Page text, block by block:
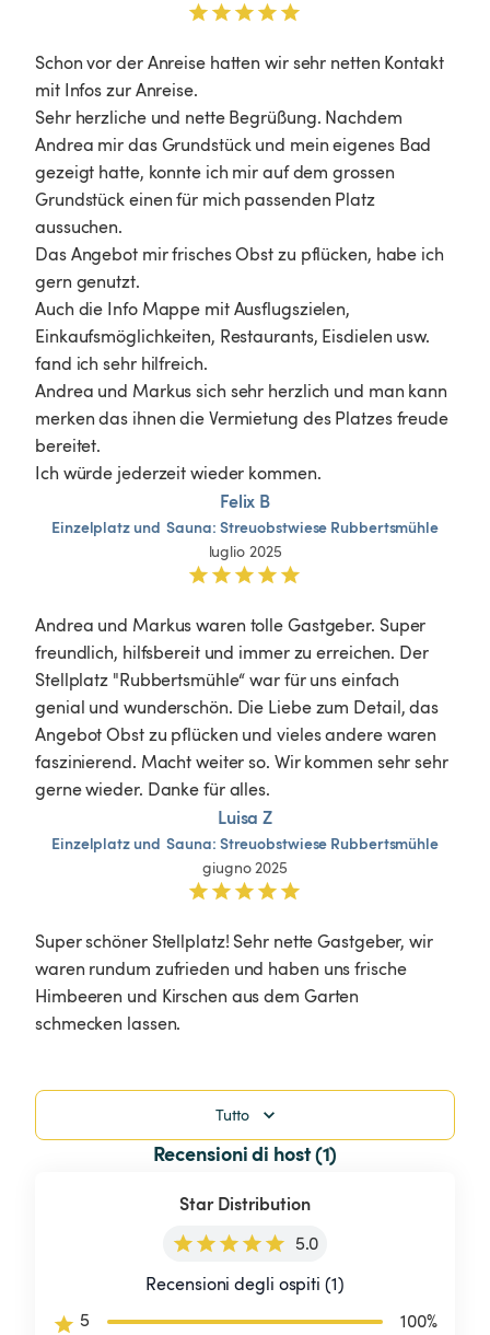
Schon vor der Anreise hatten wir sehr netten Kontakt
mit Infos zur Anreise.
Sehr herzliche und nette Begrüßung. Nachdem
Andrea mir das Grundstück und mein eigenes Bad
gezeigt hatte, konnte ich mir auf dem grossen
Grundstück einen für mich passenden Platz
aussuchen.
Das Angebot mir frisches Obst zu pflücken, habe ich
gern genutzt.
Auch die Info Mappe mit Ausflugszielen,
Einkaufsmöglichkeiten, Restaurants, Eisdielen usw.
fand ich sehr hilfreich.
Andrea und Markus sich sehr herzlich und man kann
merken das ihnen die Vermietung des Platzes freude
bereitet.
Ich würde jederzeit wieder kommen.
Felix B
Einzelplatz und Sauna: Streuobstwiese Rubbertsmühle
luglio 2025
Andrea und Markus waren tolle Gastgeber. Super
freundlich, hilfsbereit und immer zu erreichen. Der
Stellplatz "Rubbertsmühle“ war für uns einfach
genial und wunderschön. Die Liebe zum Detail, das
Angebot Obst zu pflücken und vieles andere waren
faszinierend. Macht weiter so. Wir kommen sehr sehr
gerne wieder. Danke für alles.
Luisa Z
Einzelplatz und Sauna: Streuobstwiese Rubbertsmühle
giugno 2025
Super schöner Stellplatz! Sehr nette Gastgeber, wir
waren rundum zufrieden und haben uns frische
Himbeeren und Kirschen aus dem Garten
schmecken lassen.
Tutto
Recensioni di host (1)
Star Distribution
5.0
Recensioni degli ospiti (1)
5
100%